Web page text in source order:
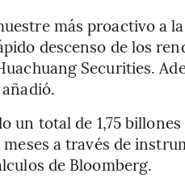
más proactivo a
descenso de los
Securities.
un total de 1,75
a través de
de Bloomberg.